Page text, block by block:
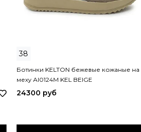
38
Ботинки KELTON бежевые кожаные на
меху AI0124M KEL BEIGE
24300 руб